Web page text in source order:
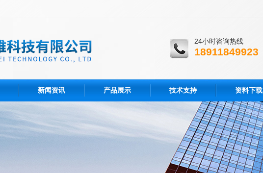
24小时咨询热线
18911849923
新闻资讯 产品展示 技术支持 资料下载